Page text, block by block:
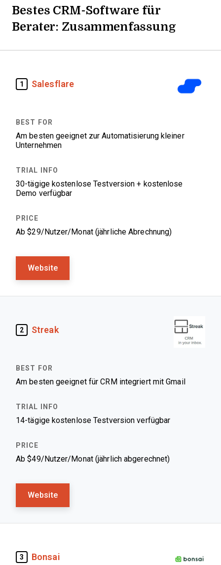
Bestes CRM-Software für
Berater: Zusammenfassung
1 Salesflare
Am besten geeignet zur Automatisierung kleiner
Unternehmen
30-tägige kostenlose Testversion + kostenlose
Demo verfügbar
Ab $29/Nutzer/Monat (jährliche Abrechnung)
Website
2 Streak
Am besten geeignet für CRM integriert mit Gmail
14-tägige kostenlose Testversion verfügbar
Ab $49/Nutzer/Monat (jährlich abgerechnet)
Website
3 Bonsai